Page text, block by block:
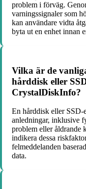
problem i förväg.
varningssignaler som
kan användare vidta
byta ut en enhet innan
Vilka är de
hårddisk eller
CrystalDiskInfo?
En hårddisk eller SSD-
anledningar, inklusive
problem eller åldrande
indikera dessa
felmeddelanden
data.